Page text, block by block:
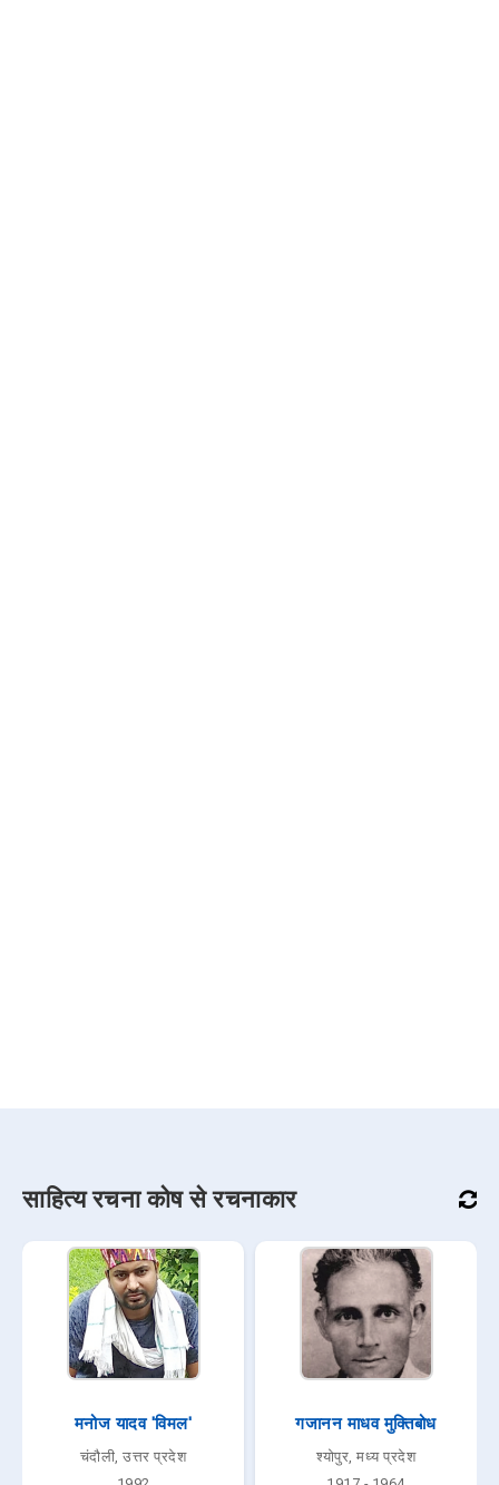
साहित्य रचना कोष से रचनाकार
मनोज यादव 'विमल'
चंदौली, उत्तर प्रदेश
गजानन माधव मुक्तिबोध
श्योपुर, मध्य प्रदेश